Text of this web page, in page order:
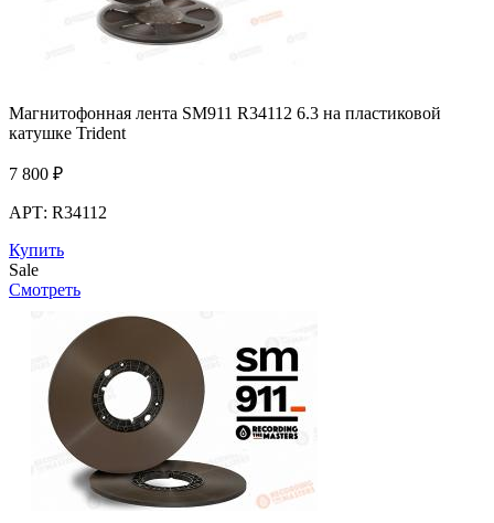
Магнитофонная лента SM911 R34112 6.3 на пластиковой
катушке Trident
7 800 ₽
АРТ: R34112
Купить
Sale
Смотреть